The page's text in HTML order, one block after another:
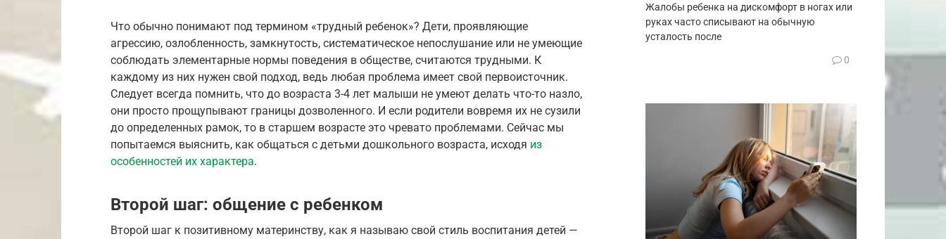
Что обычно понимают под термином «трудный ребенок»? Дети, проявляющие
агрессию, озлобленность, замкнутость, систематическое непослушание или не умеющие
соблюдать элементарные нормы поведения в обществе, считаются трудными. К
каждому из них нужен свой подход, ведь любая проблема имеет свой первоисточник.
Следует всегда помнить, что до возраста 3-4 лет малыши не умеют делать что-то назло,
они просто прощупывают границы дозволенного. И если родители вовремя их не сузили
до определенных рамок, то в старшем возрасте это чревато проблемами. Сейчас мы
попытаемся выяснить, как общаться с детьми дошкольного возраста, исходя из
особенностей их характера.
Второй шаг: общение с ребенком
Второй шаг к позитивному материнству, как я называю свой стиль воспитания детей —
Жалобы ребенка на дискомфорт в ногах или
руках часто списывают на обычную
усталость после
0